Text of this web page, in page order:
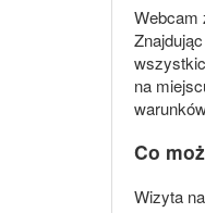
Webcam
na
Co
Wizyta